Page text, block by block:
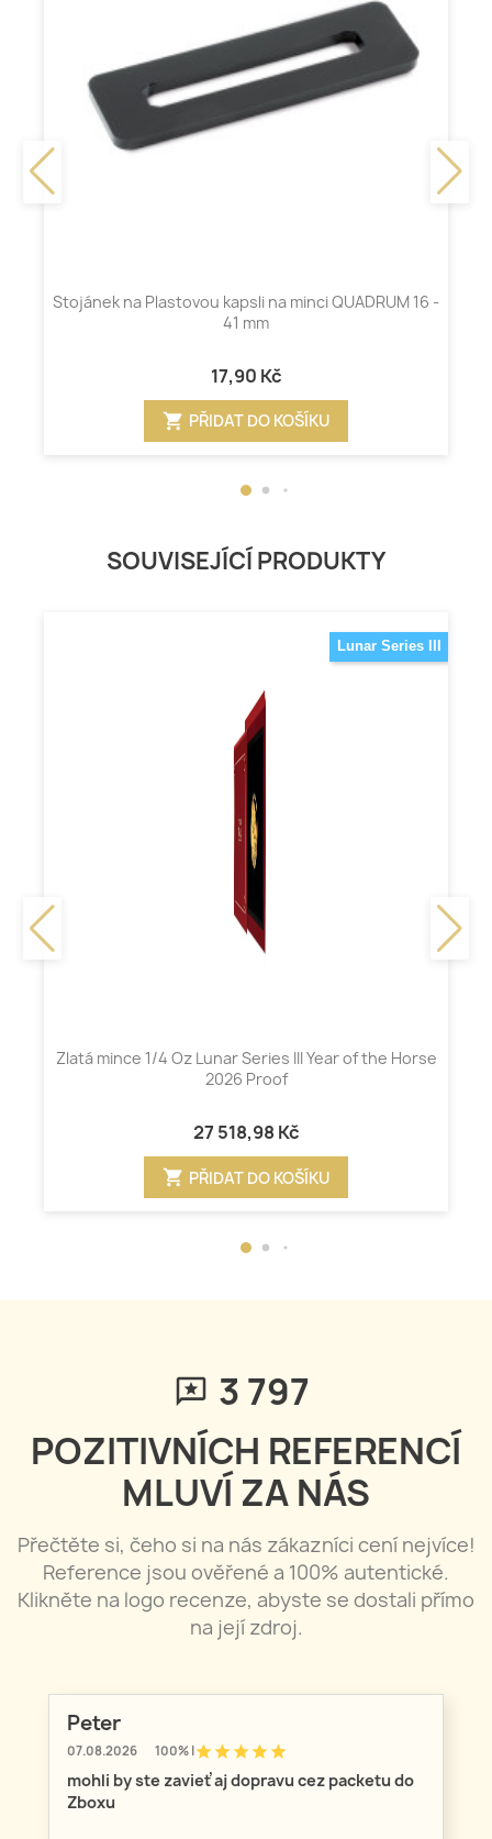
Stojánek na Plastovou kapsli na minci QUADRUM 16 -
41 mm
17,90 Kč
shopping_cart PŘIDAT DO KOŠÍKU
SOUVISEJÍCÍ PRODUKTY
Lunar Series III
Zlatá mince 1/4 Oz Lunar Series III Year of the Horse
2026 Proof
27 518,98 Kč
shopping_cart PŘIDAT DO KOŠÍKU
3 797
POZITIVNÍCH REFERENCÍ
MLUVÍ ZA NÁS
Přečtěte si, čeho si na nás zákazníci cení nejvíce!
Reference jsou ověřené a 100% autentické.
Klikněte na logo recenze, abyste se dostali přímo
na její zdroj.
Peter
07.08.2026 100% |starstarstarstarstar
mohli by ste zavieť aj dopravu cez packetu do
Zboxu